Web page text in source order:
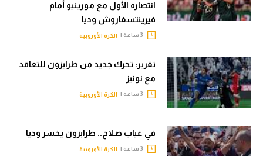
انتصاره الأول مع مورينيو أمام
فيرينتسفاروش وديا
الكرة الأوروبية
تقرير: تحرك جديد من طرابزون للتعاقد
مع نونيز
الكرة الأوروبية
في غياب صلاح.. طرابزون يخسر وديا
الكرة الأوروبية